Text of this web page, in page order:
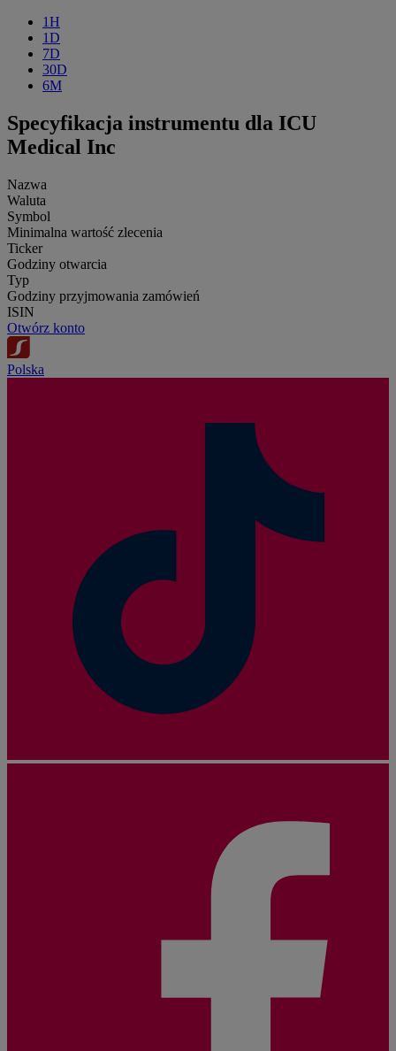
1H
1D
7D
30D
6M
Specyfikacja instrumentu dla ICU
Medical Inc
Nazwa
Waluta
Symbol
Minimalna wartość zlecenia
Ticker
Godziny otwarcia
Typ
Godziny przyjmowania zamówień
ISIN
Otwórz konto
Polska